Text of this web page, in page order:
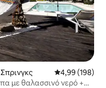
Μέση
4,99 (198)
με θαλασσινό νερό +